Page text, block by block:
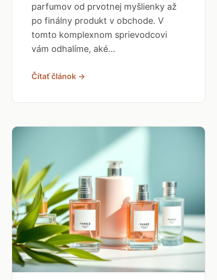
parfumov od prvotnej myšlienky až
po finálny produkt v obchode. V
tomto komplexnom sprievodcovi
vám odhalíme, aké...
Čítať článok →